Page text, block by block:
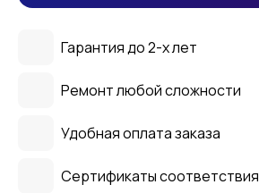
Гарантия до 2-х лет
Ремонт любой сложности
Удобная оплата заказа
Сертификаты соответствия